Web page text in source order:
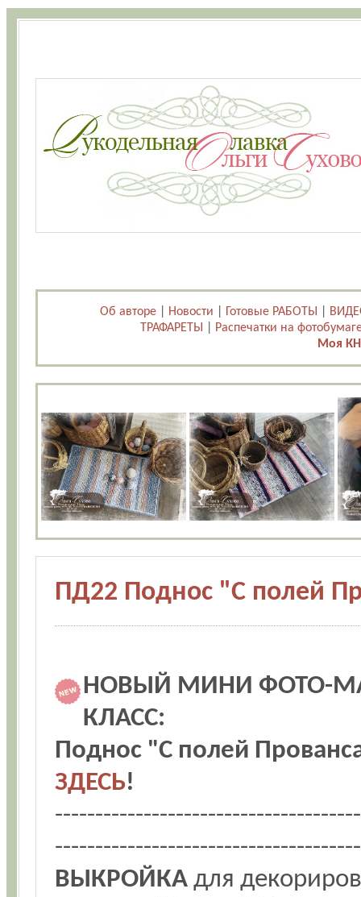
Об авторе Новости Готовые РАБОТЫ
ТРАФАРЕТЫ
Распечатки на
Моя
ПД22 Поднос "С полей
НОВЫЙ МИНИ ФОТО-
КЛАСС:
Поднос "С полей
ЗДЕСЬ!
ВЫКРОЙКА для